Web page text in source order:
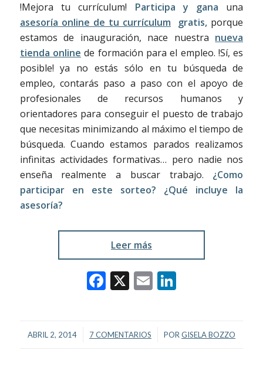
!Mejora tu currículum! Participa y gana una
asesoría online de tu currículum
gratis, porque
estamos de inauguración, nace nuestra nueva
tienda online de formación para el empleo. !Sí, es
posible! ya no estás sólo en tu búsqueda de
empleo, contarás paso a paso con el apoyo de
profesionales de recursos humanos y
orientadores para conseguir el puesto de trabajo
que necesitas minimizando al máximo el tiempo de
búsqueda. Cuando estamos parados realizamos
infinitas actividades formativas… pero nadie nos
enseña realmente a buscar trabajo. ¿Como
participar en este sorteo? ¿Qué incluye la
asesoría?
Leer más
Facebook
X EmailLinkedIn
ABRIL 2, 2014
/ 7 COMENTARIOS
/ PORGISELA BOZZO